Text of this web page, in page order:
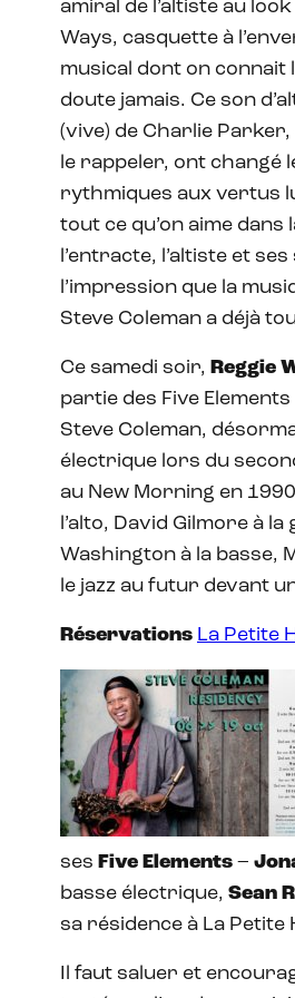
amiral de l’altiste au
Ways, casquette à
musical dont on
doute jamais. Ce son
(vive) de Charlie
le rappeler, ont changé
rythmiques aux vertus
tout ce qu’on aime dans
l’entracte, l’altiste et
l’impression que la
Steve Coleman a déjà
Ce samedi soir, Reggie
partie des Five
Steve Coleman,
électrique lors du
au New Morning en
l’alto, David Gilmore à
Washington à la basse,
le jazz au futur devant
Réservations La Petite
ses Five Elements –
basse électrique, Sean
sa résidence à La Petite
Il faut saluer et